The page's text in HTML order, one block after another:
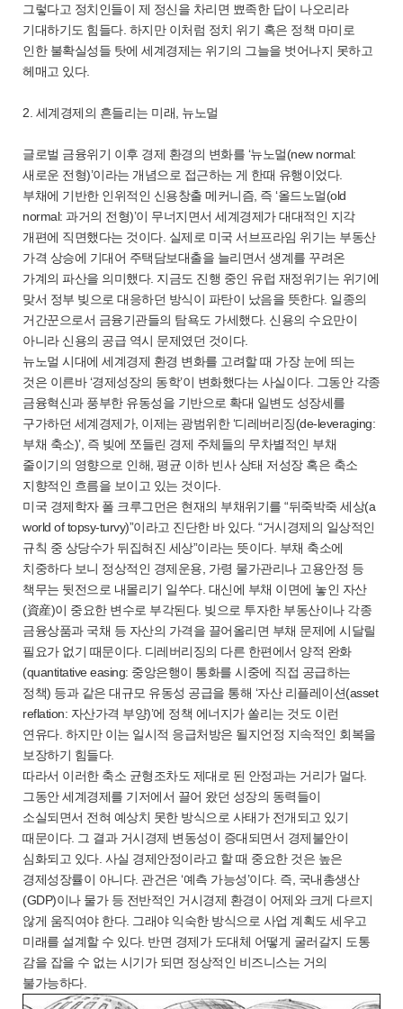
그렇다고 정치인들이 제 정신을 차리면 뾰족한 답이 나오리라
기대하기도 힘들다. 하지만 이처럼 정치 위기 혹은 정책 마미로
인한 불확실성들 탓에 세계경제는 위기의 그늘을 벗어나지 못하고
헤매고 있다.
2. 세계경제의 흔들리는 미래, 뉴노멀
글로벌 금융위기 이후 경제 환경의 변화를 ‘뉴노멀(new normal:
새로운 전형)’이라는 개념으로 접근하는 게 한때 유행이었다.
부채에 기반한 인위적인 신용창출 메커니즘, 즉 ‘올드노멀(old
normal: 과거의 전형)’이 무너지면서 세계경제가 대대적인 지각
개편에 직면했다는 것이다. 실제로 미국 서브프라임 위기는 부동산
가격 상승에 기대어 주택담보대출을 늘리면서 생계를 꾸려온
가계의 파산을 의미했다. 지금도 진행 중인 유럽 재정위기는 위기에
맞서 정부 빚으로 대응하던 방식이 파탄이 났음을 뜻한다. 일종의
거간꾼으로서 금융기관들의 탐욕도 가세했다. 신용의 수요만이
아니라 신용의 공급 역시 문제였던 것이다.
뉴노멀 시대에 세계경제 환경 변화를 고려할 때 가장 눈에 띄는
것은 이른바 ‘경제성장의 동학’이 변화했다는 사실이다. 그동안 각종
금융혁신과 풍부한 유동성을 기반으로 확대 일변도 성장세를
구가하던 세계경제가, 이제는 광범위한 ‘디레버리징(de-leveraging:
부채 축소)’, 즉 빚에 쪼들린 경제 주체들의 무차별적인 부채
줄이기의 영향으로 인해, 평균 이하 빈사 상태 저성장 혹은 축소
지향적인 흐름을 보이고 있는 것이다.
미국 경제학자 폴 크루그먼은 현재의 부채위기를 “뒤죽박죽 세상(a
world of topsy-turvy)”이라고 진단한 바 있다. “거시경제의 일상적인
규칙 중 상당수가 뒤집혀진 세상”이라는 뜻이다. 부채 축소에
치중하다 보니 정상적인 경제운용, 가령 물가관리나 고용안정 등
책무는 뒷전으로 내몰리기 일쑤다. 대신에 부채 이면에 놓인 자산
(資産)이 중요한 변수로 부각된다. 빚으로 투자한 부동산이나 각종
금융상품과 국채 등 자산의 가격을 끌어올리면 부채 문제에 시달릴
필요가 없기 때문이다. 디레버리징의 다른 한편에서 양적 완화
(quantitative easing: 중앙은행이 통화를 시중에 직접 공급하는
정책) 등과 같은 대규모 유동성 공급을 통해 ‘자산 리플레이션(asset
reflation: 자산가격 부양)’에 정책 에너지가 쏠리는 것도 이런
연유다. 하지만 이는 일시적 응급처방은 될지언정 지속적인 회복을
보장하기 힘들다.
따라서 이러한 축소 균형조차도 제대로 된 안정과는 거리가 멀다.
그동안 세계경제를 기저에서 끌어 왔던 성장의 동력들이
소실되면서 전혀 예상치 못한 방식으로 사태가 전개되고 있기
때문이다. 그 결과 거시경제 변동성이 증대되면서 경제불안이
심화되고 있다. 사실 경제안정이라고 할 때 중요한 것은 높은
경제성장률이 아니다. 관건은 ‘예측 가능성’이다. 즉, 국내총생산
(GDP)이나 물가 등 전반적인 거시경제 환경이 어제와 크게 다르지
않게 움직여야 한다. 그래야 익숙한 방식으로 사업 계획도 세우고
미래를 설계할 수 있다. 반면 경제가 도대체 어떻게 굴러갈지 도통
감을 잡을 수 없는 시기가 되면 정상적인 비즈니스는 거의
불가능하다.